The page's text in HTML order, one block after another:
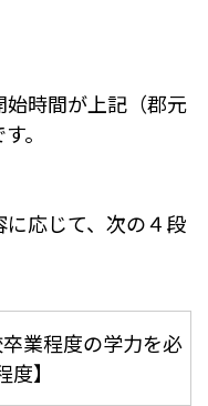
時間が上記（郡元
。
応じて、次の４段
業程度の学力を必
】